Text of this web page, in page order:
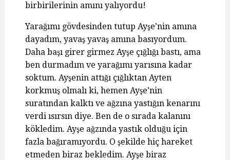
birbirilerinin amını yalıyordu!
Yarağımı gövdesinden tutup Ayşe’nin amına
dayadım, yavaş yavaş amına basıyordum.
Daha başı girer girmez Ayşe çığlığı bastı, ama
ben durmadım ve yarağımı yarısına kadar
soktum. Ayşenin attığı çığlıktan Ayten
korkmuş olmalı ki, hemen Ayşe’nin
suratından kalktı ve ağzına yastığın kenarını
verdi ısırsın diye. Ben de o sırada kalanını
kökledim. Ayşe ağzında yastık olduğu için
fazla bağıramıyordu. O şekilde hiç hareket
etmeden biraz bekledim. Ayşe biraz